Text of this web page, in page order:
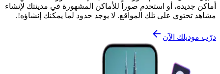
أماكن جديدة، أو استخدم صوراً للأماكن المشهورة في مدينتك لإنشاء
مشاهد تحتوي على تلك المواقع. لا يوجد حدود لما يمكنك إنشاؤه!.
درّب موديلك الآن